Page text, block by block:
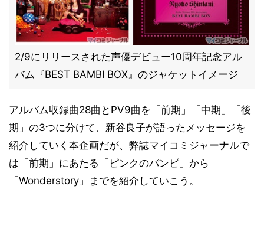
2/9にリリースされた声優デビュー10周年記念アル
バム『BEST BAMBI BOX』のジャケットイメージ
アルバム収録曲28曲とPV9曲を「前期」「中期」「後
期」の3つに分けて、新谷良子が語ったメッセージを
紹介していく本企画だが、弊誌マイコミジャーナルで
は「前期」にあたる「ピンクのバンビ」から
「Wonderstory」までを紹介していこう。